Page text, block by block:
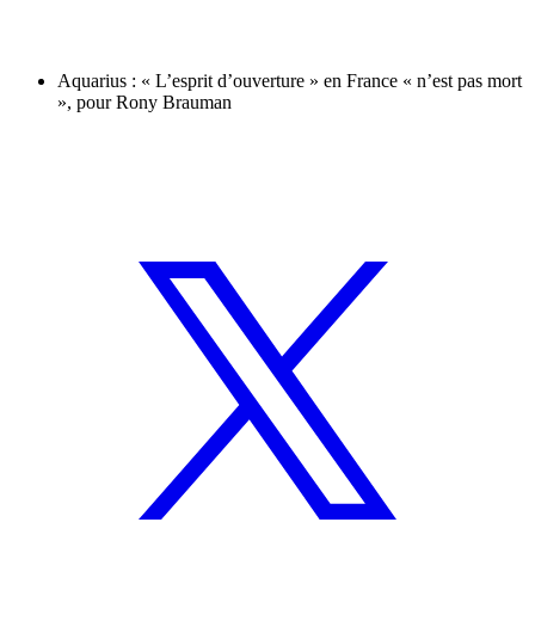
Aquarius : « L’esprit d’ouverture » en France « n’est pas mort
», pour Rony Brauman